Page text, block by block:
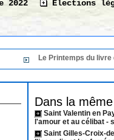
2022 Elections
Le Printemps du livre de
Dans la
Saint Valentin en
l'amour et au célibat -
Saint Gilles-Croix-